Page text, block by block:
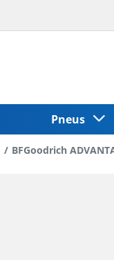
Pneus
BFGoodrich